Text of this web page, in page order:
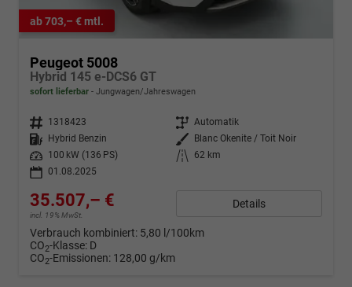
ab 703,– € mtl.
Peugeot 5008
Hybrid 145 e-DCS6 GT
sofort lieferbar Jungwagen/Jahreswagen
Fahrzeugnr. 1318423 Getriebe Automatik
Kraftstoff
Hybrid Benzin Außenfarbe
Blanc Okenite / Toit Noir
Leistung
100 kW (136 PS) Kilometerstand
62 km
01.08.2025
35.507,– €
incl. 19% MwSt.
Details
Verbrauch kombiniert: 5,80 l/100km
CO2-Klasse: D
CO2-Emissionen: 128,00 g/km